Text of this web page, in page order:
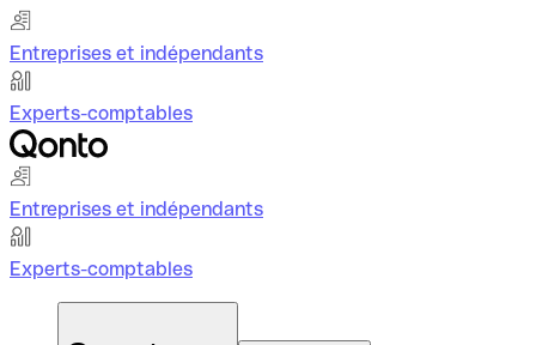
Entreprises et indépendants
Experts-comptables
Entreprises et indépendants
Experts-comptables